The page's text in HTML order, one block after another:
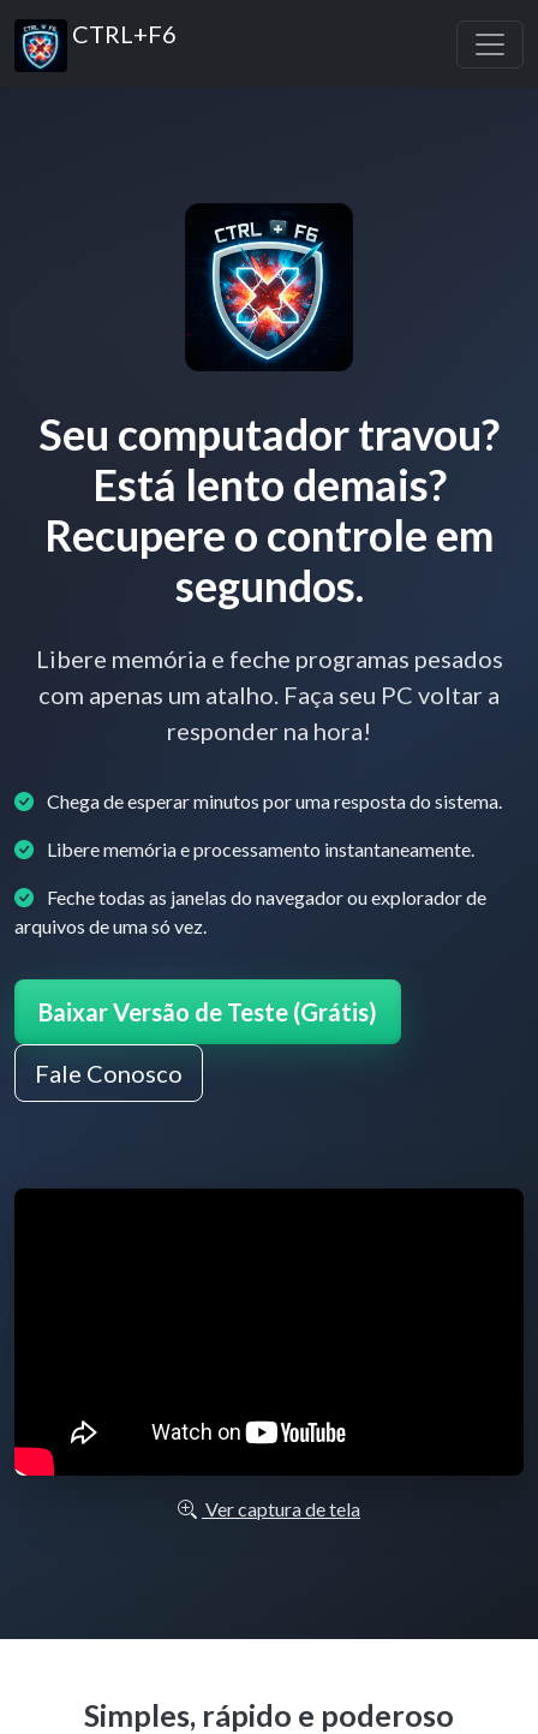
CTRL+F6
Seu computador travou?
Está lento demais?
Recupere o controle em
segundos.
Libere memória e feche programas pesados
com apenas um atalho. Faça seu PC voltar a
responder na hora!
Chega de esperar minutos por uma resposta do sistema.
Libere memória e processamento instantaneamente.
Feche todas as janelas do navegador ou explorador de
arquivos de uma só vez.
Baixar Versão de Teste (Grátis)
Fale Conosco
Ver captura de tela
Simples, rápido e poderoso